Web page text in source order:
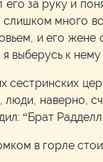
за руку и
много
и его жене
выберусь к
наверно,
“Брат
в горле